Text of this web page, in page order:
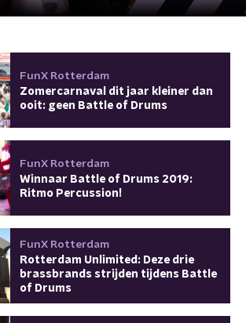
FunX Rotterdam
Zomercarnaval dit jaar kleiner dan
ooit: geen Battle of Drums
FunX Rotterdam
Winnaar Battle of Drums 2019:
Ritmo Percussion!
FunX Rotterdam
Rotterdam Unlimited: Deze drie
brassbrands strijden tijdens Battle
of Drums